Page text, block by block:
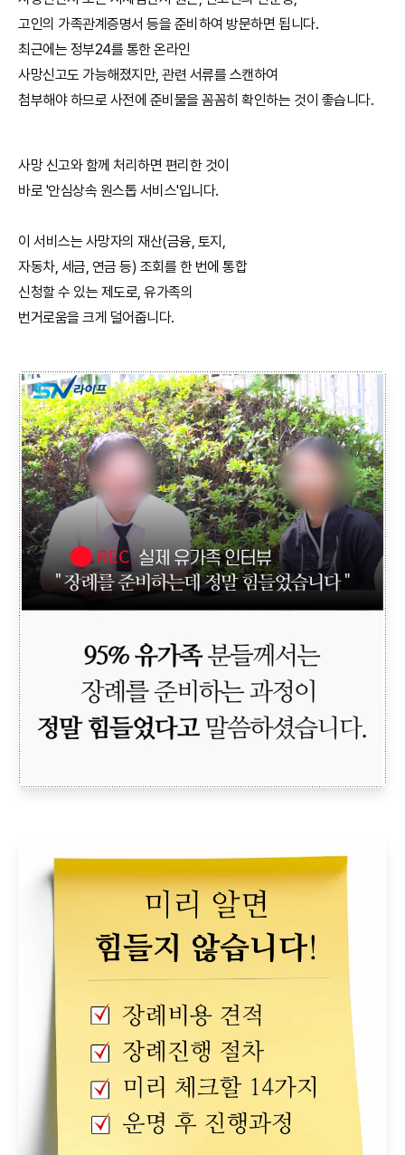
고인의 가족관계증명서 등을 준비하여 방문하면 됩니다.
최근에는 정부24를 통한 온라인
사망신고도 가능해졌지만, 관련 서류를 스캔하여
첨부해야 하므로 사전에 준비물을 꼼꼼히 확인하는 것이 좋습니다.
사망 신고와 함께 처리하면 편리한 것이
바로 '안심상속 원스톱 서비스'입니다.
이 서비스는 사망자의 재산(금융, 토지,
자동차, 세금, 연금 등) 조회를 한 번에 통합
신청할 수 있는 제도로, 유가족의
번거로움을 크게 덜어줍니다.